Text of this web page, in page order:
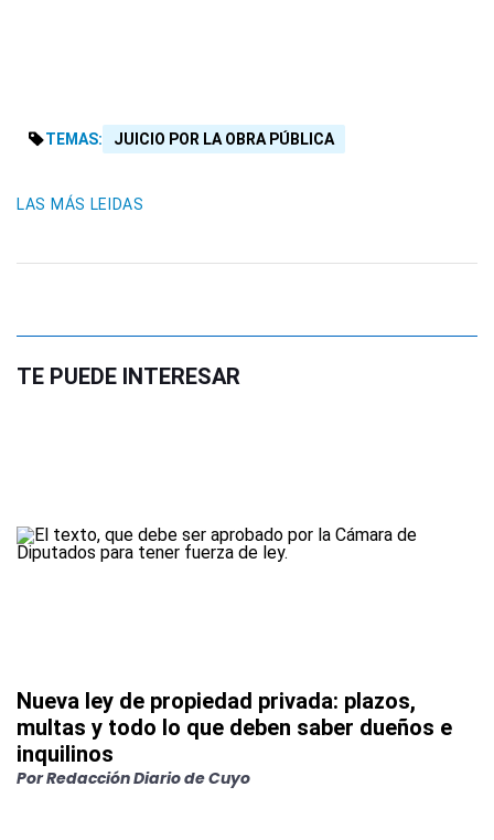
TEMAS: JUICIO POR LA OBRA PÚBLICA
LAS MÁS LEIDAS
TE PUEDE INTERESAR
Nueva ley de propiedad privada: plazos,
multas y todo lo que deben saber dueños e
inquilinos
PorRedacción Diario de Cuyo